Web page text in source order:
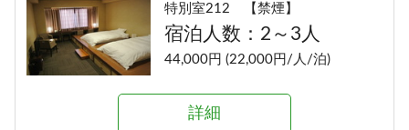
特別室212 【禁煙】
宿泊人数：2～3人
44,000円 (22,000円/人/泊)
詳細